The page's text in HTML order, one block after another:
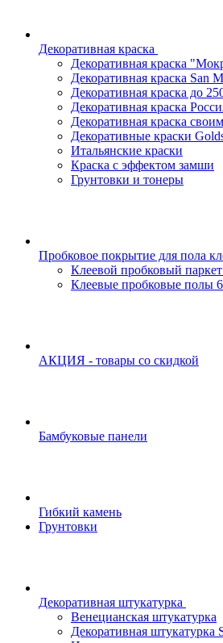
Декоративная краска
Декоративная краска
Декоративная краска San
Декоративная краска до
Декоративная краска
Декоративная краска
Декоративные краски
Итальянские краски
Краска с эффектом замши
Грунтовки и тонеры
Пробковое покрытие для пола
Клеевой пробковый
Клеевые пробковые полы
АКЦИЯ - товары со скидкой
Бамбуковые панели
Гибкий камень
Грунтовки
Декоративная штукатурка
Венецианская штукатурка
Декоративная штукатурка